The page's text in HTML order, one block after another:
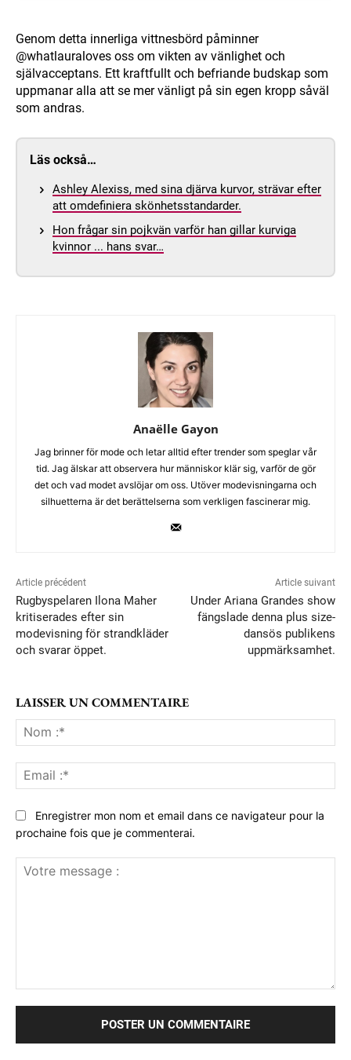
Genom detta innerliga vittnesbörd påminner
@whatlauraloves oss om vikten av vänlighet och
självacceptans. Ett kraftfullt och befriande budskap som
uppmanar alla att se mer vänligt på sin egen kropp såväl
som andras.
Läs också…
Ashley Alexiss, med sina djärva kurvor, strävar efter
att omdefiniera skönhetsstandarder.
Hon frågar sin pojkvän varför han gillar kurviga
kvinnor ... hans svar…
Anaëlle Gayon
Jag brinner för mode och letar alltid efter trender som speglar vår
tid. Jag älskar att observera hur människor klär sig, varför de gör
det och vad modet avslöjar om oss. Utöver modevisningarna och
silhuetterna är det berättelserna som verkligen fascinerar mig.
Article précédent
Rugbyspelaren Ilona Maher
kritiserades efter sin
modevisning för strandkläder
och svarar öppet.
Article suivant
Under Ariana Grandes show
fängslade denna plus size-
dansös publikens
uppmärksamhet.
LAISSER UN COMMENTAIRE
:*
:*
Enregistrer mon nom et email dans ce navigateur pour la
prochaine fois que je commenterai.